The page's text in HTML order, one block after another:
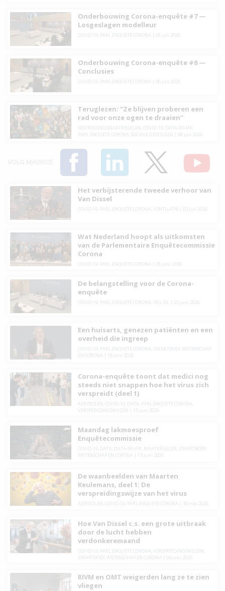
Onderbouwing Corona-enquête #7 —
Losgeslagen modelleur
COVID-19, PARL.ENQUETE CORONA 08 juli 2026
Onderbouwing Corona-enquête #8 —
Conclusies
COVID-19, PARL.ENQUETE CORONA 08 juli 2026
Teruglezen: “Ze blijven proberen een
rad voor onze ogen te draaien”
BESTRIJDINGSMAATREGELEN COVID-19, DATA-R0-IFR
PARL.ENQUETE CORONA
SOCIALE GEVOLGEN 06 juli 2026
Het verbijsterende tweede verhoor van
Van Dissel
COVID-19, PARL.ENQUETE CORONA VENTILATIE 03 juli 2026
Wat Nederland hoopt als uitkomsten
van de Parlementaire Enquêtecommissie
Corona
COVID-19, PARL.ENQUETE CORONA 28 juni 2026
De belangstelling voor de Corona-
enquête
COVID-19, PARL.ENQUETE CORONA PEIL.NL 22 juni 2026
Een huisarts, genezen patiënten en een
overheid die ingreep
COVID-19, PARL.ENQUETE CORONA ZWARTBOEK WETENSCHAP
EN CORONA
18 juni 2026
Corona-enquête toont dat medici nog
steeds niet snappen hoe het virus zich
verspreidt (deel 1)
AEROSOLEN COVID-19, DATA PARL.ENQUETE CORONA
VERSPREIDINGSWIJZEN
15 juni 2026
Maandag lakmoesproef
Enquêtecommissie
COVID-19, DATA DATA-R0-IFR MAATREGELEN ZWARTBOEK
WETENSCHAP EN CORONA
13 juni 2026
De waanbeelden van Maarten
Keulemans, deel 1: De
verspreidingswijze van het virus
AEROSOLEN COVID-19, PARL.ENQUETE CORONA 30 mei 2026
Hoe Van Dissel c.s. een grote uitbraak
door de lucht hebben
verdonkeremaand
COVID-19, PARL.ENQUETE CORONA VERSPREIDINGSWIJZEN
ZWARTBOEK WETENSCHAP EN CORONA
04 juni 2026
RIVM en OMT weigerden lang ze te zien
vliegen